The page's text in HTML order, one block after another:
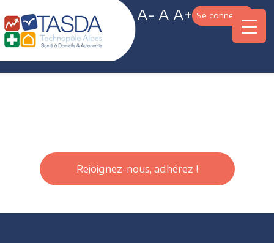
A- A A+ Se connecter
Rejoignez-nous, adhérez !